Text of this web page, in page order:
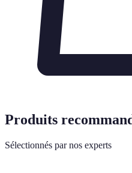
Produits
Sélectionnés par nos experts